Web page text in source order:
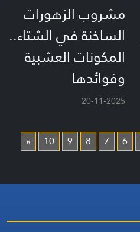
مشروب الزهورات
الساخنة في الشتاء..
المكونات العشبية
وفوائدها
20-11-2025
6
7
8
9
10
»